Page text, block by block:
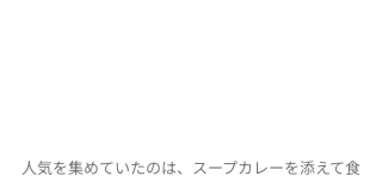
人気を集めていたのは、スープカレーを添えて食